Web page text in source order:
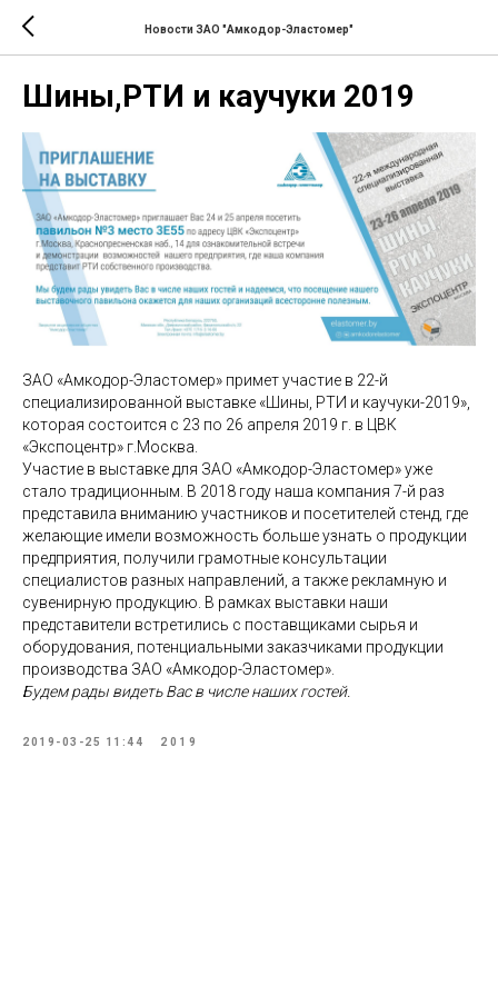
Новости ЗАО "Амкодор-Эластомер"
Шины,РТИ и каучуки 2019
ЗАО «Амкодор-Эластомер» примет участие в 22-й
специализированной выставке «Шины, РТИ и каучуки-2019»,
которая состоится с 23 по 26 апреля 2019 г. в ЦВК
«Экспоцентр» г.Москва.
Участие в выставке для ЗАО «Амкодор-Эластомер» уже
стало традиционным. В 2018 году наша компания 7-й раз
представила вниманию участников и посетителей стенд, где
желающие имели возможность больше узнать о продукции
предприятия, получили грамотные консультации
специалистов разных направлений, а также рекламную и
сувенирную продукцию. В рамках выставки наши
представители встретились с поставщиками сырья и
оборудования, потенциальными заказчиками продукции
производства ЗАО «Амкодор-Эластомер».
Будем рады видеть Вас в числе наших гостей.
2019-03-25 11:44 2019